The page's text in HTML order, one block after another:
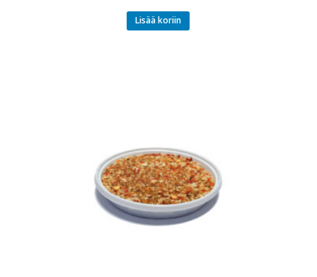
Lisää koriin